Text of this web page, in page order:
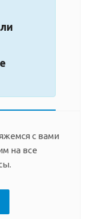
с вами
на все